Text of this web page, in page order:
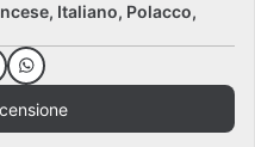
Italiano Polacco